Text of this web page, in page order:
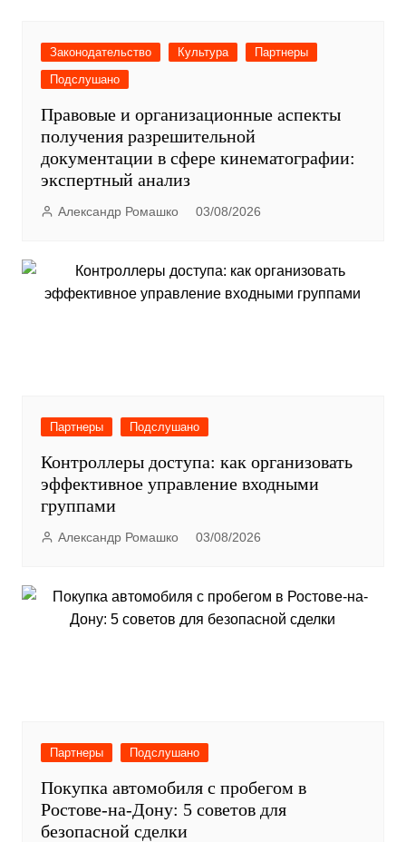
Законодательство Культура
Партнеры
Подслушано
Правовые и организационные аспекты
получения разрешительной
документации в сфере кинематографии:
экспертный анализ
Александр Ромашко 03/08/2026
Партнеры Подслушано
Контроллеры доступа: как организовать
эффективное управление входными
группами
Александр Ромашко 03/08/2026
Партнеры Подслушано
Покупка автомобиля с пробегом в
Ростове-на-Дону: 5 советов для
безопасной сделки